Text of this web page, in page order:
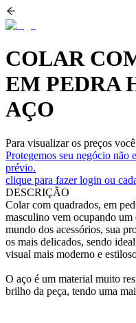
COLAR
EM PEDRA
AÇO
Para visualizar os preços
Protegemos seu negócio não
prévio.
clique para fazer login ou
DESCRIÇÃO
Colar com quadrados, em
masculino vem ocupando um
mundo dos acessórios, sua
os mais delicados, sendo
visual mais moderno e
O aço é um material muito
brilho da peça, tendo uma